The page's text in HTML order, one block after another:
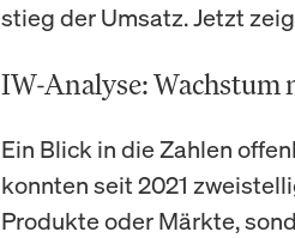
stieg der Umsatz. Jetzt
IW-Analyse: Wachstum
Ein Blick in die Zahlen
konnten seit 2021
Produkte oder Märkte,